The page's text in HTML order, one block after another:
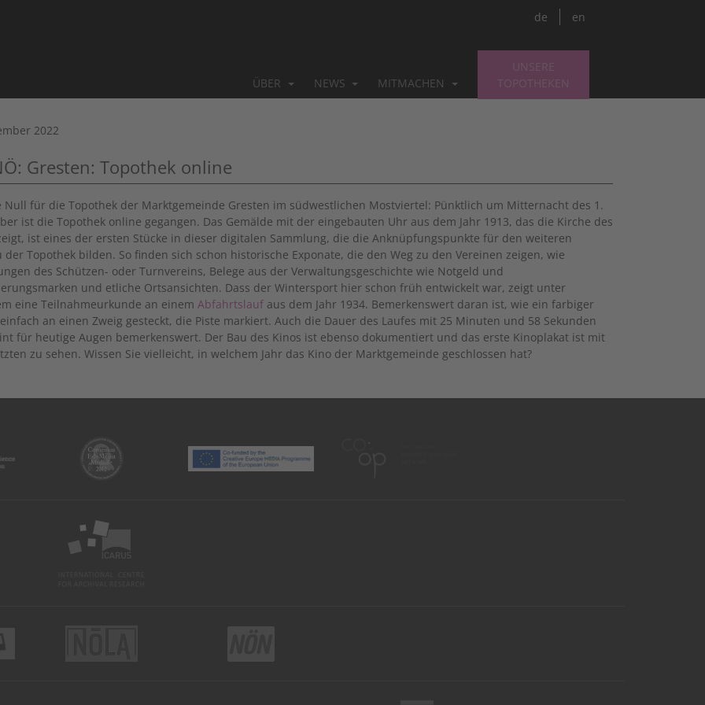
ÜBER NEWS MITMACHEN
UNSERE
TOPOTHEKEN
de en
2022
Gresten: Topothek online
Null für die Topothek der Marktgemeinde Gresten im südwestlichen Mostviertel: Pünktlich um Mitternacht des 1.
ist die Topothek online gegangen. Das Gemälde mit der eingebauten Uhr aus dem Jahr 1913, das die Kirche des
ist eines der ersten Stücke in dieser digitalen Sammlung, die die Anknüpfungspunkte für den weiteren
der Topothek bilden. So finden sich schon historische Exponate, die den Weg zu den Vereinen zeigen, wie
des Schützen- oder Turnvereins, Belege aus der Verwaltungsgeschichte wie Notgeld und
und etliche Ortsansichten. Dass der Wintersport hier schon früh entwickelt war, zeigt unter
eine Teilnahmeurkunde an einem Abfahrtslauf aus dem Jahr 1934. Bemerkenswert daran ist, wie ein farbiger
an einen Zweig gesteckt, die Piste markiert. Auch die Dauer des Laufes mit 25 Minuten und 58 Sekunden
für heutige Augen bemerkenswert. Der Bau des Kinos ist ebenso dokumentiert und das erste Kinoplakat ist mit
zu sehen. Wissen Sie vielleicht, in welchem Jahr das Kino der Marktgemeinde geschlossen hat?